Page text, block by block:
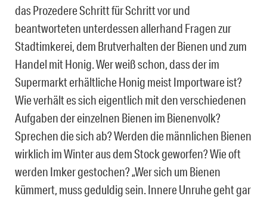
das Prozedere Schritt für Schritt vor und
beantworteten unterdessen allerhand Fragen zur
Stadtimkerei, dem Brutverhalten der Bienen und zum
Handel mit Honig. Wer weiß schon, dass der im
Supermarkt erhältliche Honig meist Importware ist?
Wie verhält es sich eigentlich mit den verschiedenen
Aufgaben der einzelnen Bienen im Bienenvolk?
Sprechen die sich ab? Werden die männlichen Bienen
wirklich im Winter aus dem Stock geworfen? Wie oft
werden Imker gestochen? „Wer sich um Bienen
kümmert, muss geduldig sein. Innere Unruhe geht gar